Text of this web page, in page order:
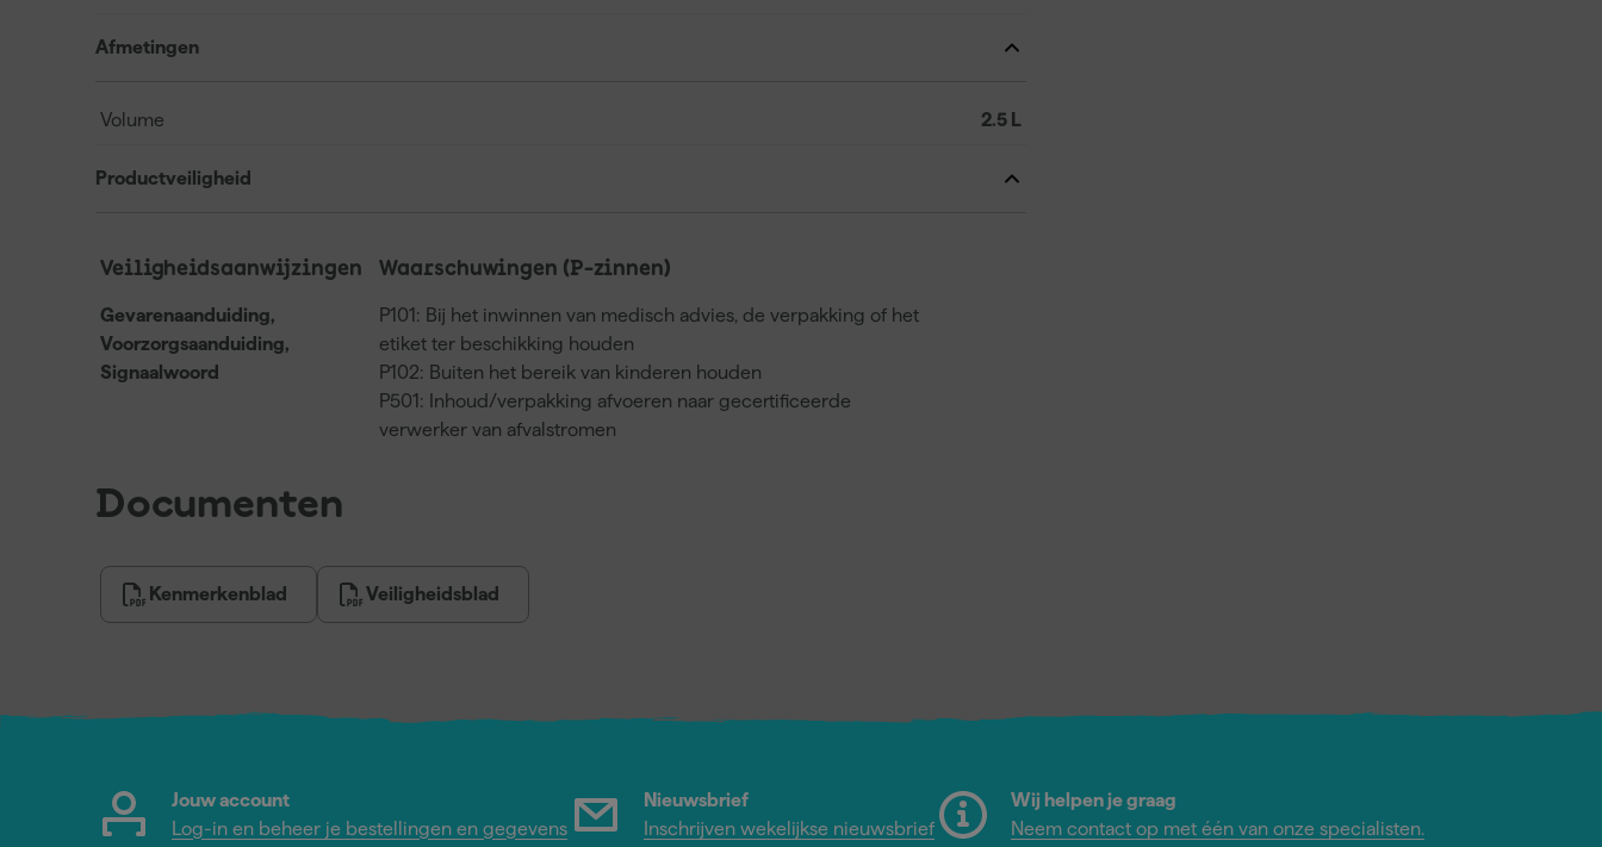
Afmetingen
Volume 2.5 L
Productveiligheid
Veiligheidsaanwijzingen
Gevarenaanduiding,
Voorzorgsaanduiding,
Signaalwoord
Waarschuwingen (P-zinnen)
P101: Bij het inwinnen van medisch advies, de verpakking of het
etiket ter beschikking houden
P102: Buiten het bereik van kinderen houden
P501: Inhoud/verpakking afvoeren naar gecertificeerde
verwerker van afvalstromen
Documenten
Kenmerkenblad Veiligheidsblad
Jouw account
Log-in en beheer je bestellingen en gegevens
Nieuwsbrief
Inschrijven wekelijkse nieuwsbrief
Wij helpen je graag
Neem contact op met één van onze specialisten.